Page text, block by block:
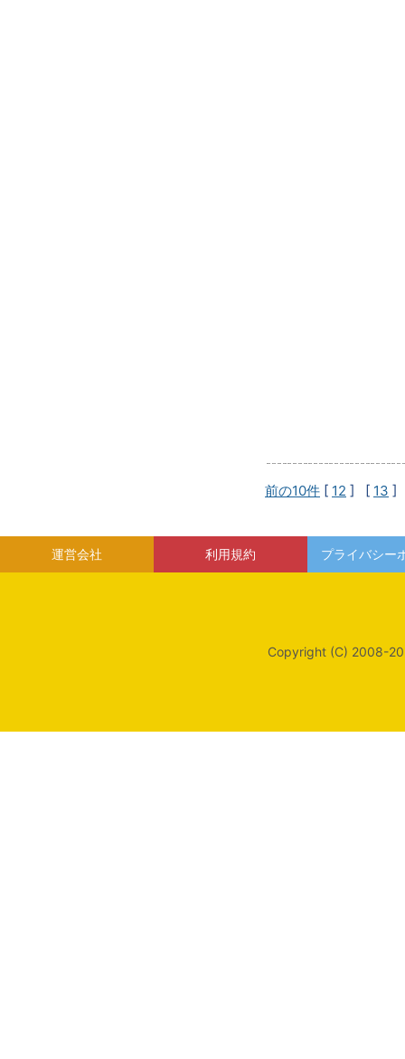
前の10件 [ 12 ] [ 13 ]
運営会社 利用規約 プライバシー
Copyright (C) 2008-